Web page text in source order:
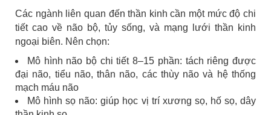
Các ngành liên quan đến thần kinh cần một mức độ chi
tiết cao về não bộ, tủy sống, và mạng lưới thần kinh
ngoại biên. Nên chọn:
Mô hình não bộ chi tiết 8–15 phần: tách riêng được
đại não, tiểu não, thân não, các thùy não và hệ thống
mạch máu não
Mô hình sọ não: giúp học vị trí xương sọ, hố sọ, dây